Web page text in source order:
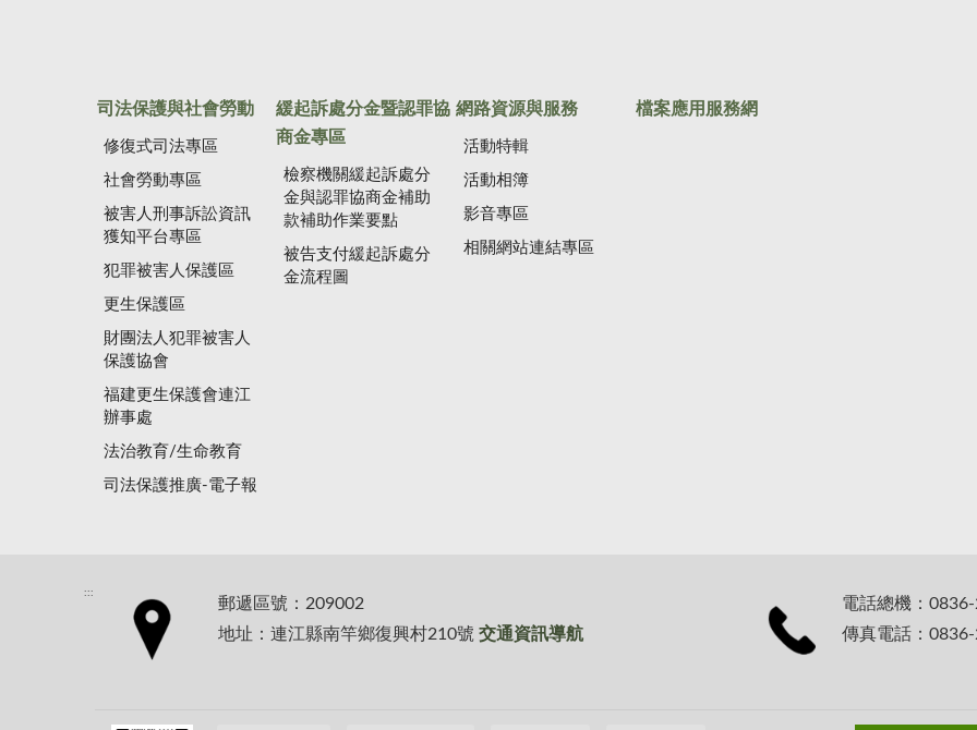
司法保護與社會勞動
修復式司法專區
社會勞動專區
被害人刑事訴訟資訊
獲知平台專區
犯罪被害人保護區
更生保護區
財團法人犯罪被害人
保護協會
福建更生保護會連江
辦事處
法治教育/生命教育
司法保護推廣-電子報
緩起訴處分金暨認罪協
商金專區
檢察機關緩起訴處分
金與認罪協商金補助
款補助作業要點
被告支付緩起訴處分
金流程圖
網路資源與服務
活動特輯
活動相簿
影音專區
相關網站連結專區
檔案應用服務網
:::
郵遞區號：209002
地址：連江縣南竿鄉復興村210號 交通資訊導航
電話總機：
傳真電話：